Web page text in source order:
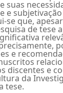
suas
e
se que,
de tese
e
discentes e
da
tese.